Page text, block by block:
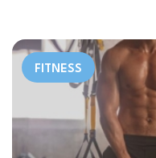
FITNESS